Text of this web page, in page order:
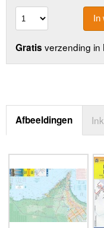
Gratis verzending in
Afbeeldingen